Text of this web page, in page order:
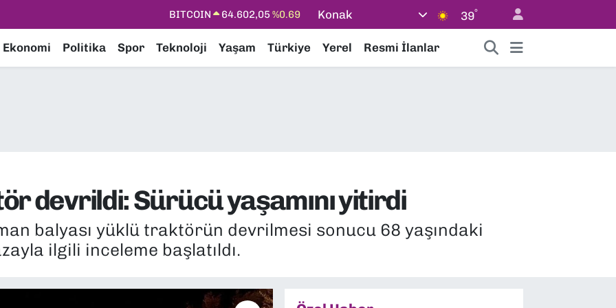
DOLAR 47,6006%0.06
STERLİN
64,2398%0.2
Konak 39°
Ekonomi Politika Spor Teknoloji Yaşam Türkiye Yerel Resmi İlanlar
devrildi: Sürücü yaşamını yitirdi
balyası yüklü traktörün devrilmesi sonucu 68 yaşındaki
ilgili inceleme başlatıldı.